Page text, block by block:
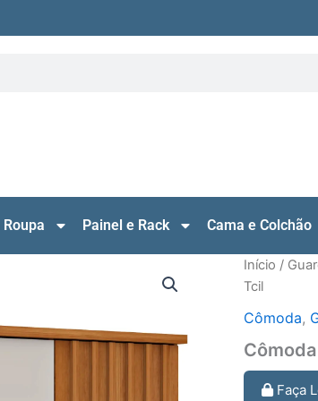
Painel e Rack Cama e Colchão
Início /
Tcil
Cômoda,
Faça